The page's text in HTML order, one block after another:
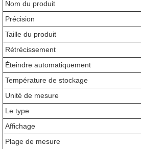
Nom du produit
Précision
Taille du produit
Rétrécissement
Éteindre automatiquement
Température de stockage
Unité de mesure
Le type
Affichage
Plage de mesure